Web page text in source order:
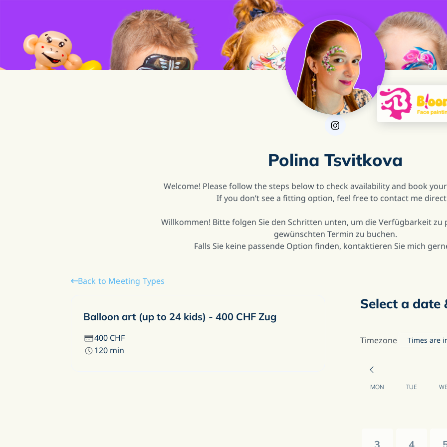
Polina Tsvitkova
Welcome! Please follow the steps below to check availability and book
If you don’t see a fitting option, feel free to contact me
Willkommen! Bitte folgen Sie den Schritten unten, um die Verfügbarkeit
gewünschten Termin zu buchen.
Falls Sie keine passende Option finden, kontaktieren Sie mich
Back to Meeting Types
Balloon art (up to 24 kids) - 400 CHF Zug
400 CHF
120 min
Select a date
Timezone Times are
MON TUE
3 4